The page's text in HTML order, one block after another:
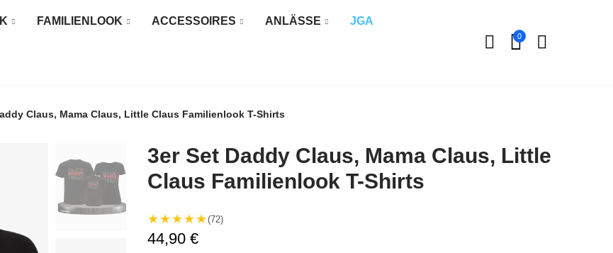
FAMILIENLOOK ACCESSOIRES ANLÄSSE JGA
0
Claus, Mama Claus, Little Claus Familienlook T-Shirts
3er Set Daddy Claus, Mama Claus, Little
Claus Familienlook T-Shirts
★★★★★(72)
44,90 €